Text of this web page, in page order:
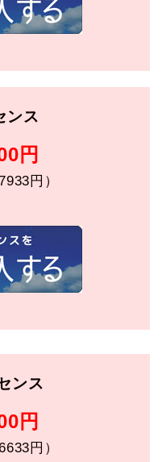
ンス
円
円）
ンス
円
円）